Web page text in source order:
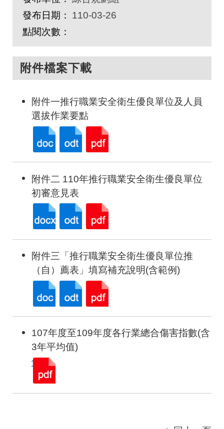
發布日期：
110-03-26
點閱次數：
附件檔案下載
附件一推行職業安全衛生優良單位及人員
選拔作業要點
附件二 110年推行職業安全衛生優良單位
初審意見表
附件三「推行職業安全衛生優良單位推
（自）薦表」填寫補充說明(含範例)
107年度至109年度各行業總合傷害指數(含
3年平均值)